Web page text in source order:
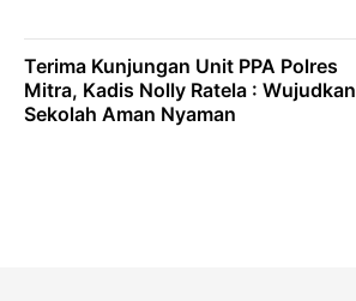
Terima Kunjungan Unit PPA Polres
Mitra, Kadis Nolly Ratela : Wujudkan
Sekolah Aman Nyaman